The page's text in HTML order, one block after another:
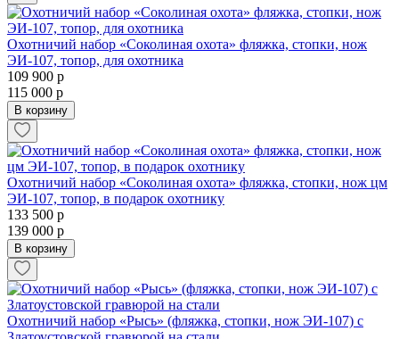
Охотничий набор «Соколиная охота» фляжка, стопки, нож
ЭИ-107, топор, для охотника
109 900 р
115 000 р
В корзину
Охотничий набор «Соколиная охота» фляжка, стопки, нож цм
ЭИ-107, топор, в подарок охотнику
133 500 р
139 000 р
В корзину
Охотничий набор «Рысь» (фляжка, стопки, нож ЭИ-107) с